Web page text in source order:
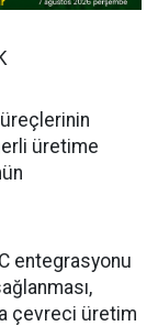
üretime
entegrasyonu
çevreci üretim